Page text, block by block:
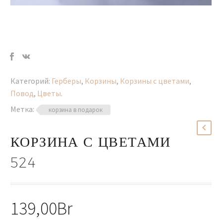
Категорий: Герберы, Корзины, Корзины с цветами,
Повод, Цветы.
Метка:
корзина в подарок
КОРЗИНА С ЦВЕТАМИ
524
139,00Br